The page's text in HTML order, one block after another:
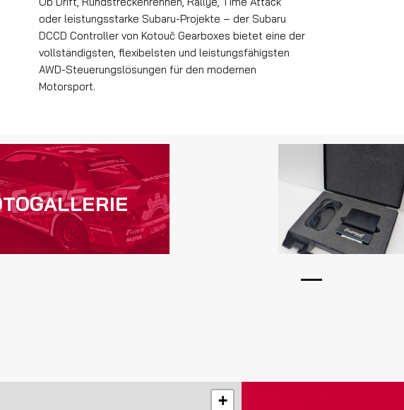
oder leistungsstarke Subaru-Projekte – der Subaru
DCCD Controller von Kotouč Gearboxes bietet eine der
vollständigsten, flexibelsten und leistungsfähigsten
AWD-Steuerungslösungen für den modernen
Motorsport.
+